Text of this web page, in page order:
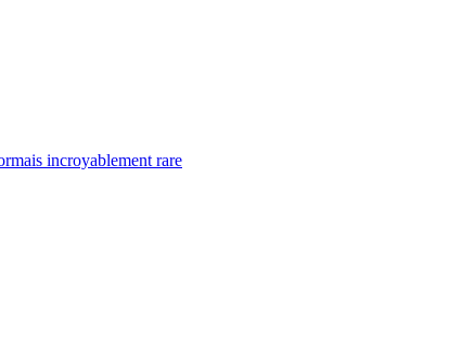
incroyablement rare